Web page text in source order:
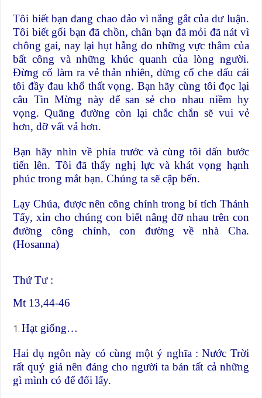
Tôi biết bạn đang chao đảo vì nắng gắt của dư luận.
Tôi biết gối bạn đã chồn, chân bạn đã mỏi đã nát vì
chông gai, nay lại hụt hẫng do những vực thẳm của
bất công và những khúc quanh của lòng người.
Đừng cố làm ra vẻ thản nhiên, đừng cố che dấu cái
tôi đầy đau khổ thất vọng. Bạn hãy cùng tôi đọc lại
câu Tin Mừng này để san sẻ cho nhau niềm hy
vọng. Quãng đường còn lại chắc chắn sẽ vui vẻ
hơn, đỡ vất vả hơn.
Bạn hãy nhìn về phía trước và cùng tôi dấn bước
tiến lên. Tôi đã thấy nghị lực và khát vọng hạnh
phúc trong mắt bạn. Chúng ta sẽ cập bến.
Lạy Chúa, được nên công chính trong bí tích Thánh
Tẩy, xin cho chúng con biết nâng đỡ nhau trên con
đường công chính, con đường về nhà Cha.
(Hosanna)
Thứ Tư :
Mt 13,44-46
Hạt giống…
Hai dụ ngôn này có cùng một ý nghĩa : Nước Trời
rất quý giá nên đáng cho người ta bán tất cả những
gì mình có để đổi lấy.